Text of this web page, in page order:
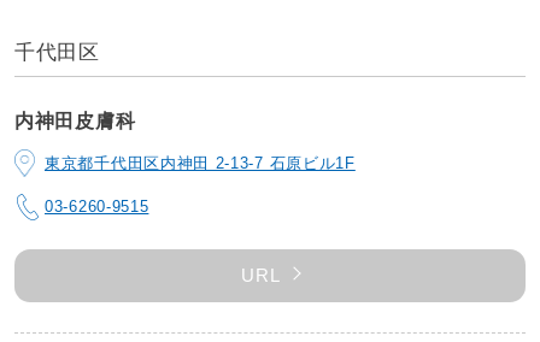
千代田区
内神田皮膚科
東京都千代田区内神田 2-13-7 石原ビル1F
03-6260-9515
URL